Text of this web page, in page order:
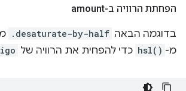
הפחתת הרוויה ב-amount
בדוגמה הבאה .desaturate-by-half
מ- hsl() כדי להפחית את הרוויה של